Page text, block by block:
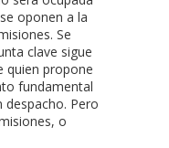
oponen a la
Se
clave sigue
quien propone
fundamental
despacho. Pero
o